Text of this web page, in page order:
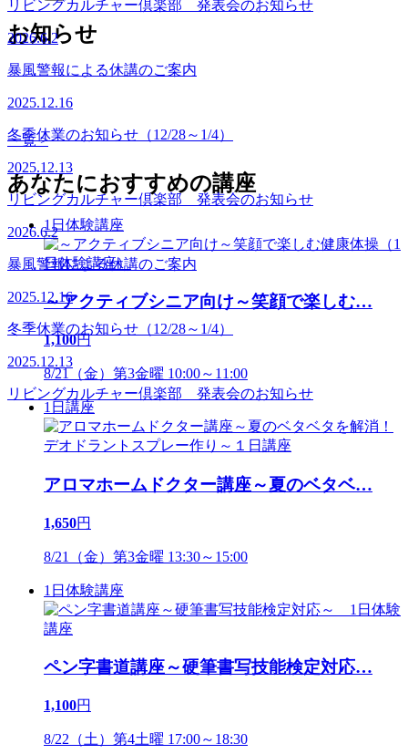
お知らせ
暴風警報による休講のご案内
リビングカルチャー倶楽部 発表会のお知らせ
2026.6.2
暴風警報による休講のご案内
2025.12.16
2025.12.13
リビングカルチャー倶楽部 発表会のお知らせ
一覧 >
あなたにおすすめの講座
1日体験講座
～アクティブシニア向け～笑顔で楽しむ…
1,100円
8/21（金）第3金曜 10:00～11:00
1日講座
アロマホームドクター講座～夏のベタベ…
1,650円
8/21（金）第3金曜 13:30～15:00
1日体験講座
ペン字書道講座～硬筆書写技能検定対応…
1,100円
8/22（土）第4土曜 17:00～18:30